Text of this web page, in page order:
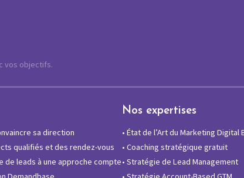
vos objectifs.
sa direction
qualifiés et des rendez-vous
de leads à une approche compte
Nos expertises
• État de l’Art du Marketing Digital
• Coaching stratégique gratuit
• Stratégie de Lead Management